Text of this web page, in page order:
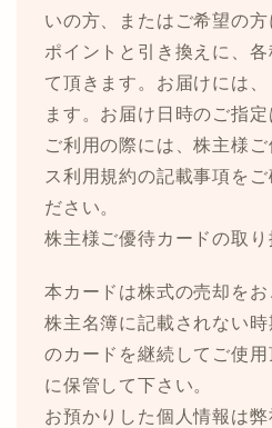
いの方、またはご希望の
ポイントと引き換えに、
て頂きます。お届けには
ます。お届け日時のご指定
ご利用の際には、株主様
ス利用規約の記載事項をご
ださい。
株主様ご優待カードの取り
本カードは株式の売却をお
株主名簿に記載されない
のカードを継続してご使
に保管して下さい。
お預かりした個人情報は